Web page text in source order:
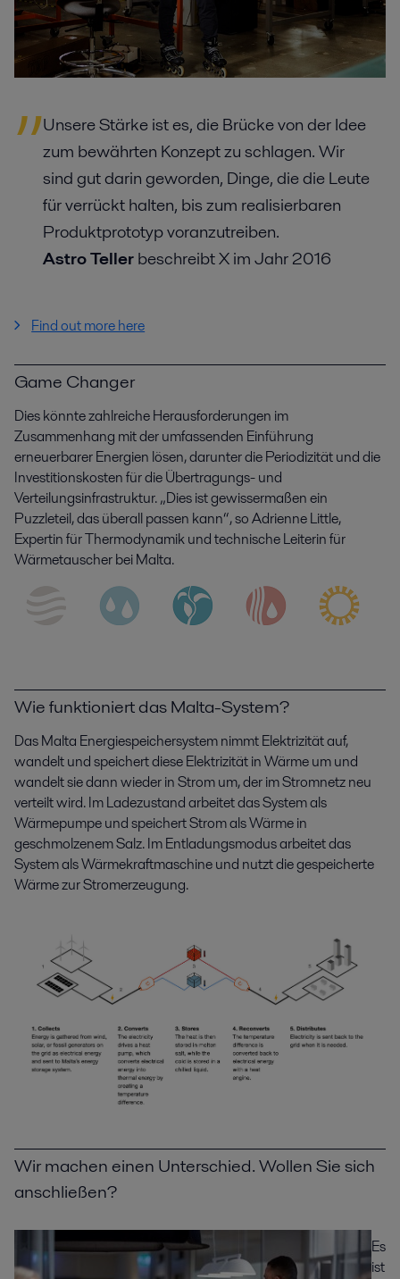
Unsere Stärke ist es, die Brücke von der Idee
zum bewährten Konzept zu schlagen. Wir
sind gut darin geworden, Dinge, die die Leute
für verrückt halten, bis zum realisierbaren
Produktprototyp voranzutreiben.
Astro Tellerbeschreibt X im Jahr 2016
Find out more here
Game Changer
Dies könnte zahlreiche Herausforderungen im
Zusammenhang mit der umfassenden Einführung
erneuerbarer Energien lösen, darunter die Periodizität und die
Investitionskosten für die Übertragungs- und
Verteilungsinfrastruktur. „Dies ist gewissermaßen ein
Puzzleteil, das überall passen kann“, so Adrienne Little,
Expertin für Thermodynamik und technische Leiterin für
Wärmetauscher bei Malta.
Wie funktioniert das Malta-System?
Das Malta Energiespeichersystem nimmt Elektrizität auf,
wandelt und speichert diese Elektrizität in Wärme um und
wandelt sie dann wieder in Strom um, der im Stromnetz neu
verteilt wird. Im Ladezustand arbeitet das System als
Wärmepumpe und speichert Strom als Wärme in
geschmolzenem Salz. Im Entladungsmodus arbeitet das
System als Wärmekraftmaschine und nutzt die gespeicherte
Wärme zur Stromerzeugung.
Wir machen einen Unterschied. Wollen Sie sich
anschließen?
Es
ist